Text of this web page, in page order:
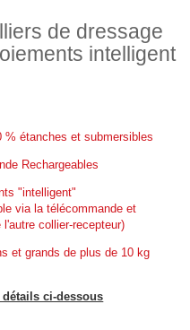
de dressage
intelligent
% étanches et submersibles
Rechargeables
"intelligent"
via la télécommande et
collier-recepteur)
et grands de plus de 10 kg
détails ci-dessous